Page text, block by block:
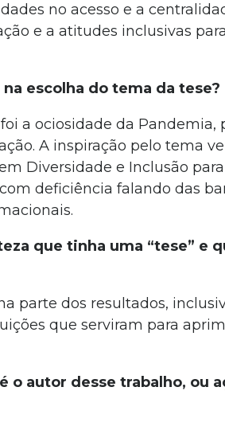
no acesso e a
e a atitudes inclusivas
escolha do tema da tese?
a ociosidade da Pandemia,
A inspiração pelo tema
Diversidade e Inclusão
deficiência falando das
que tinha uma “tese” e
parte dos resultados,
que serviram para
o autor desse trabalho, ou